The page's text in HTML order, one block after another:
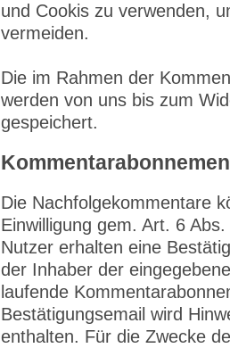
und Cookis zu verwenden,
vermeiden.
Die im Rahmen der
werden von uns bis zum
gespeichert.
Die Nachfolgekommentare
Einwilligung gem. Art. 6
Nutzer erhalten eine
der Inhaber der
laufende
Bestätigungsemail wird
enthalten. Für die Zwecke